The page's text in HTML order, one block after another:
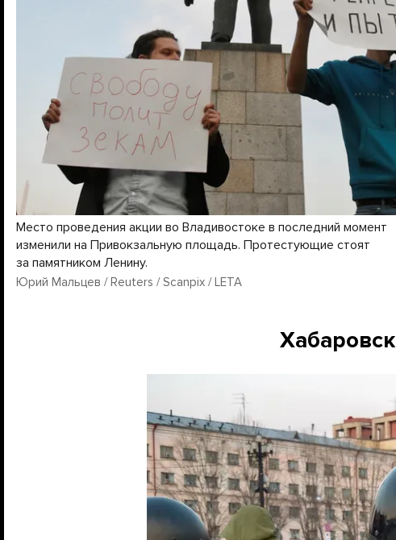
Место проведения акции во Владивостоке в последний момент
изменили на Привокзальную площадь. Протестующие стоят
за памятником Ленину.
Юрий Мальцев / Reuters / Scanpix / LETA
Хабаровск